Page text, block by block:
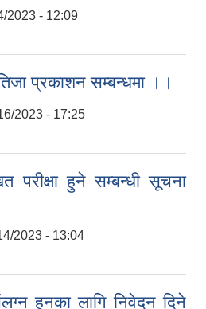
2023 - 12:09
प्रकाशन सम्बन्धमा ।।
2023 - 17:25
परीक्षा हुने सम्बन्धी सूचना
2023 - 13:04
हुनका लागि निवेदन दिने